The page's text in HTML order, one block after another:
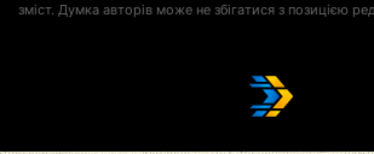
зміст. Думка авторів може не збігатися з позицією